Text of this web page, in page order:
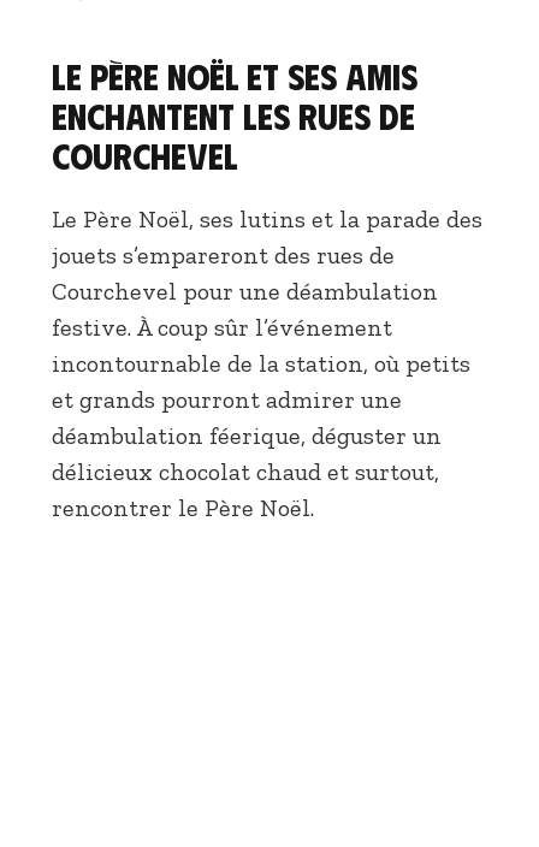
Le Père Noël et ses amis
enchantent les rues de
Courchevel
Le Père Noël, ses lutins et la parade des
jouets s’empareront des rues de
Courchevel pour une déambulation
festive. À coup sûr l’événement
incontournable de la station, où petits
et grands pourront admirer une
déambulation féerique, déguster un
délicieux chocolat chaud et surtout,
rencontrer le Père Noël.